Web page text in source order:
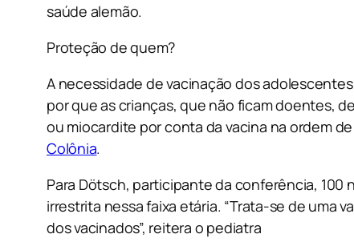
saúde alemão.
Proteção de quem?
A necessidade de vacinação dos
por que as crianças, que não ficam doentes,
ou miocardite por conta da vacina na ordem
Colônia.
Para Dötsch, participante da conferência, 100
irrestrita nessa faixa etária. “Trata-se de uma
dos vacinados”, reitera o pediatra